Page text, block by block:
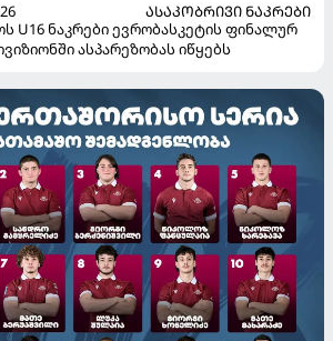
ᲐᲡᲐᲙᲝᲑᲠᲘᲕᲘ ᲜᲐᲙᲠᲔᲑᲘ
U16 ნაკრები ევრობასკეტის ფინალურ
ასპარეზობას იწყებს